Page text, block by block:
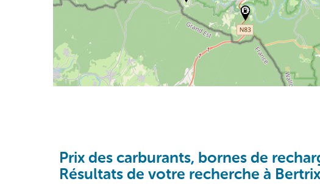
Prix des carburants, bornes de
Résultats de votre recherche à